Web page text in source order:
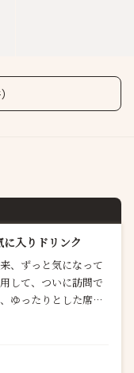
入りドリンク
、ずっと気になって
して、ついに訪問で
ゆったりとした席で
みたっぷりのスープ